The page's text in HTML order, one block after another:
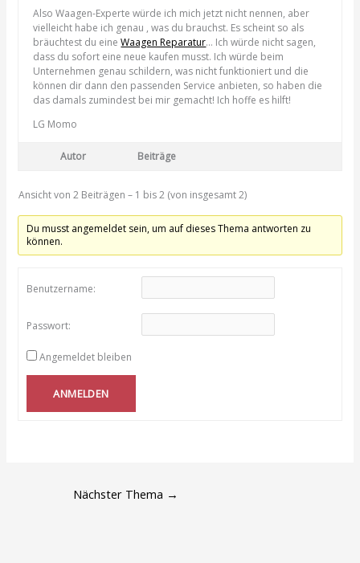
Also Waagen-Experte würde ich mich jetzt nicht nennen, aber
vielleicht habe ich genau , was du brauchst. Es scheint so als
bräuchtest du eineWaagen Reparatur… Ich würde nicht sagen,
dass du sofort eine neue kaufen musst. Ich würde beim
Unternehmen genau schildern, was nicht funktioniert und die
können dir dann den passenden Service anbieten, so haben die
das damals zumindest bei mir gemacht! Ich hoffe es hilft!
LG Momo
Autor Beiträge
Ansicht von 2 Beiträgen – 1 bis 2 (von insgesamt 2)
Du musst angemeldet sein, um auf dieses Thema antworten zu
können.
Benutzername:
Passwort:
Angemeldet bleiben
ANMELDEN
Nächster Thema →